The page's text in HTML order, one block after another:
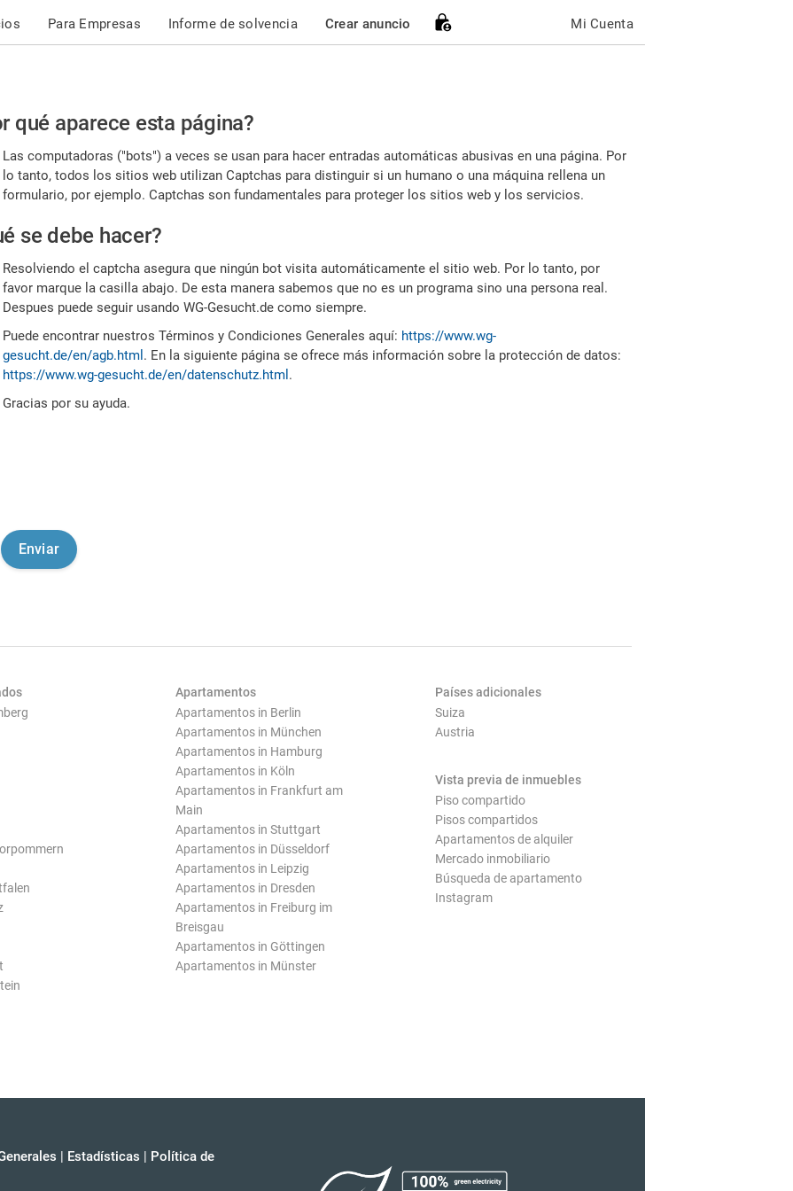
Para Empresas Informe de solvencia Crear anuncio Mi Cuenta
qué aparece esta página?
Las computadoras ("bots") a veces se usan para hacer entradas automáticas abusivas en una página. Por
lo tanto, todos los sitios web utilizan Captchas para distinguir si un humano o una máquina rellena un
formulario, por ejemplo. Captchas son fundamentales para proteger los sitios web y los servicios.
se debe hacer?
Resolviendo el captcha asegura que ningún bot visita automáticamente el sitio web. Por lo tanto, por
favor marque la casilla abajo. De esta manera sabemos que no es un programa sino una persona real.
Despues puede seguir usando WG-Gesucht.de como siempre.
Puede encontrar nuestros Términos y Condiciones Generales aquí: https://www.wg-
gesucht.de/en/agb.html . En la siguiente página se ofrece más información sobre la protección de datos:
https://www.wg-gesucht.de/en/datenschutz.html .
Gracias por su ayuda.
Apartamentos
Apartamentos in Berlin
Apartamentos in München
Apartamentos in Hamburg
Apartamentos in Köln
Apartamentos in Frankfurt am
Main
Apartamentos in Stuttgart
Apartamentos in Düsseldorf
Apartamentos in Leipzig
Apartamentos in Dresden
Apartamentos in Freiburg im
Breisgau
Apartamentos in Göttingen
Apartamentos in Münster
Países adicionales
Suiza
Austria
Vista previa de inmuebles
Piso compartido
Pisos compartidos
Apartamentos de alquiler
Mercado inmobiliario
Búsqueda de apartamento
Instagram
| Estadísticas | Política de